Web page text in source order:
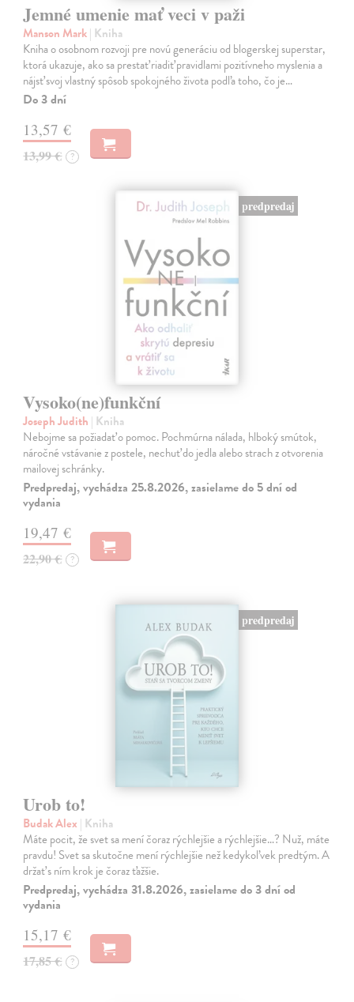
Jemné umenie mať veci v paži
Manson Mark| Kniha
Kniha o osobnom rozvoji pre novú generáciu od blogerskej superstar,
ktorá ukazuje, ako sa prestať riadiť pravidlami pozitívneho myslenia a
nájsť svoj vlastný spôsob spokojného života podľa toho, čo je…
Do 3 dní
13,57 €
13,99 € ?
predpredaj
Vysoko(ne)funkční
Joseph Judith | Kniha
Nebojme sa požiadať o pomoc. Pochmúrna nálada, hlboký smútok,
náročné vstávanie z postele, nechuť do jedla alebo strach z otvorenia
mailovej schránky.
Predpredaj, vychádza 25.8.2026, zasielame do 5 dní od
vydania
19,47 €
22,90 € ?
predpredaj
Urob to!
Budak Alex | Kniha
Máte pocit, že svet sa mení čoraz rýchlejšie a rýchlejšie…? Nuž, máte
pravdu! Svet sa skutočne mení rýchlejšie než kedykoľvek predtým. A
držať s ním krok je čoraz ťažšie.
Predpredaj, vychádza 31.8.2026, zasielame do 3 dní od
vydania
15,17 €
17,85 € ?